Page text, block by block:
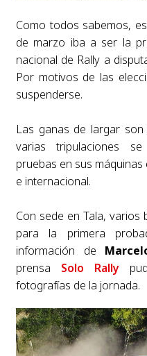
Como todos sabemos,
de marzo iba a ser la
nacional de Rally a
Por motivos de las
suspenderse.
Las ganas de largar
varias tripulaciones
pruebas en sus
e internacional.
Con sede en Tala,
para la primera
información de
prensa Solo Rally
fotografías de la jornada.